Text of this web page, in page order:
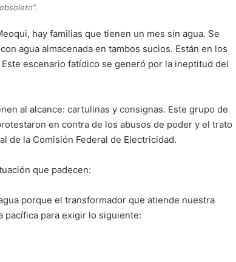
obsoleto”.
hay familias que tienen un mes sin agua. Se
agua almacenada en tambos sucios. Están en los
escenario fatídico se generó por la ineptitud del
al alcance: cartulinas y consignas. Este grupo de
en contra de los abusos de poder y el trato
de la Comisión Federal de Electricidad.
que padecen:
porque el transformador que atiende nuestra
pacífica para exigir lo siguiente: